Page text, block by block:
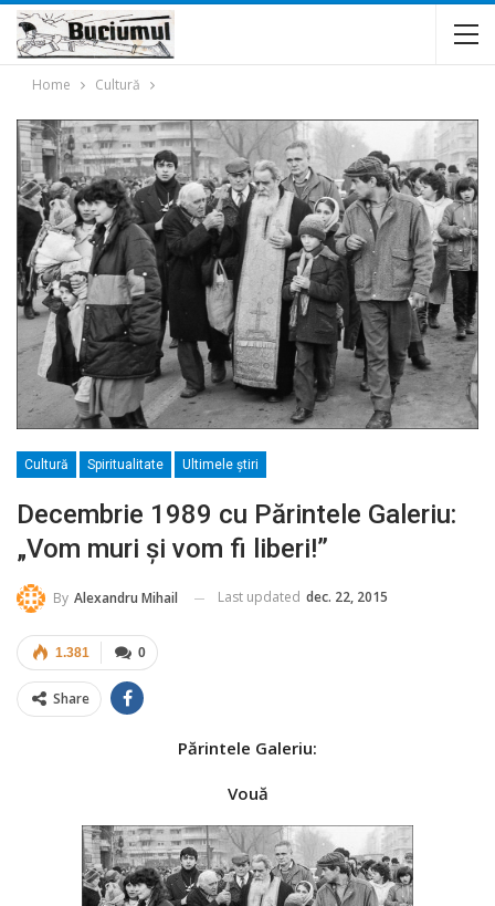
Home Cultură
Cultură Spiritualitate Ultimele ştiri
Decembrie 1989 cu Părintele Galeriu:
„Vom muri şi vom fi liberi!”
By Alexandru Mihail Last updated dec. 22, 2015
0
1.381
Share
Părintele Galeriu:
Vouă